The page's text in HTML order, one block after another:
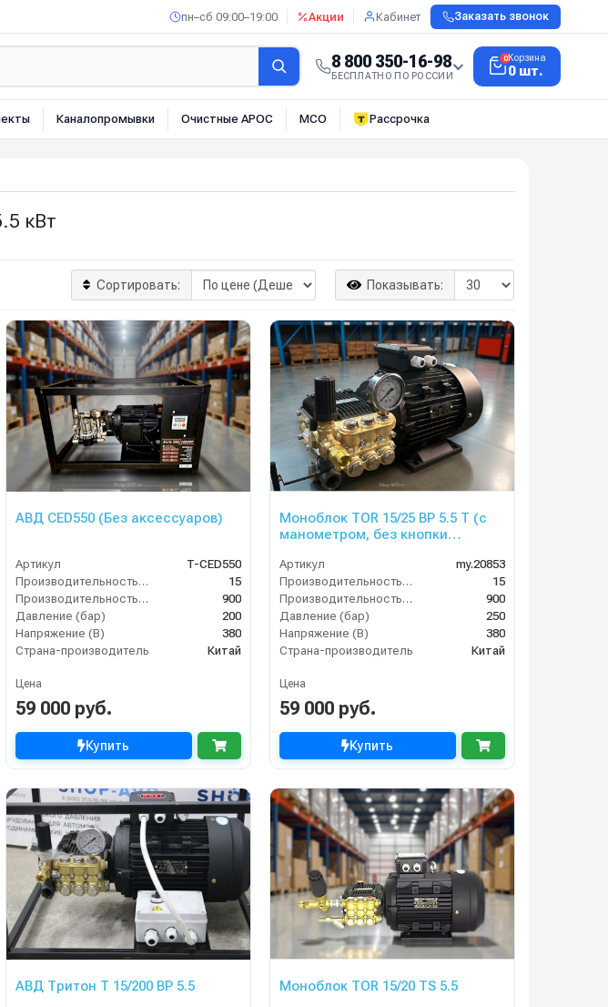
пн–сб 09:00–19:00 Акции Кабинет Заказать звонок
8 800 350-16-98
БЕСПЛАТНО ПО РОССИИ
0Корзина
0 шт.
Каналопромывки Очистные АРОС МСО Рассрочка
кВт
Сортировать: Показывать:
АВД CED550 (Без аксессуаров)
Артикул
T-CED550
Производительность (л/мин)
15
Производительность (л/ч)
900
Давление (бар)
200
Напряжение (В)
380
Страна-производитель
Китай
Цена
59 000 руб.
Купить
Моноблок TOR 15/25 BP 5.5 T (с
манометром, без кнопки
Артикул
my.20853
Производительность (л/мин)
15
Производительность (л/ч)
900
Давление (бар)
250
Напряжение (В)
380
Страна-производитель
Китай
Цена
59 000 руб.
Купить
АВД Тритон T 15/200 BP 5.5 Моноблок TOR 15/20 TS 5.5